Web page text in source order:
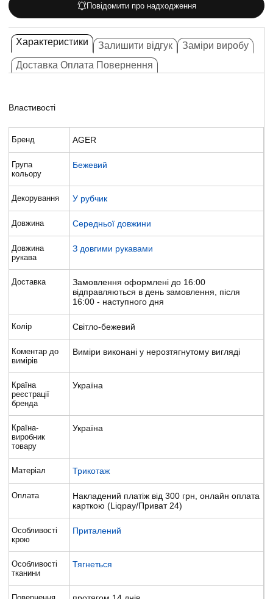
Повідомити про надходження
Характеристики Залишити відгук
Заміри виробу
Доставка Оплата Повернення
Властивості
Бренд AGER
Група
кольору
Бежевий
Декорування У рубчик
Довжина Середньої довжини
Довжина
рукава
З довгими рукавами
Доставка
Замовлення оформлені до 16:00
відправляються в день замовлення, після
16:00 - наступного дня
Колір Світло-бежевий
Коментар до
вимірів
Виміри виконані у нерозтягнутому вигляді
Країна
реєстрації
бренда
Україна
Країна-
виробник
товару
Україна
Матеріал Трикотаж
Оплата
Накладений платіж від 300 грн, онлайн оплата
карткою (Liqpay/Приват 24)
Особливості
крою
Приталений
Особливості
тканини
Тягнеться